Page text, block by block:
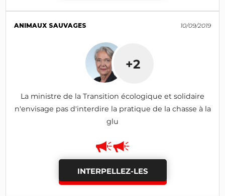
ANIMAUX SAUVAGES 10/09/2019
+2
La ministre de la Transition écologique et solidaire
n'envisage pas d'interdire la pratique de la chasse à la
glu
INTERPELLEZ-LES